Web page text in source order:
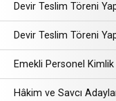
Devir Teslim Töreni
Devir Teslim Töreni
Emekli Personel Kimlik
Hâkim ve Savcı